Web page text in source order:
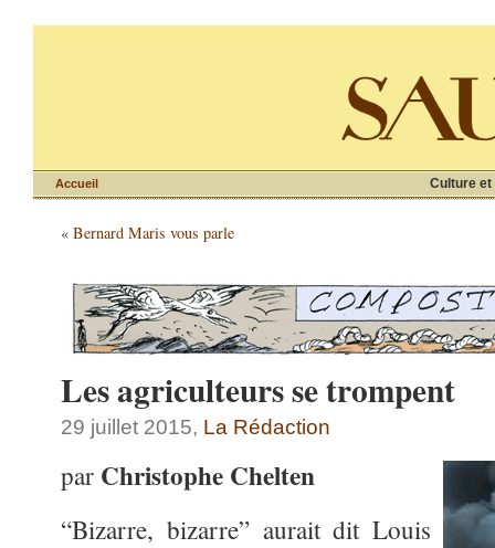
Culture et
Accueil
« Bernard Maris vous parle
Les agriculteurs se trompent
29 juillet 2015, La Rédaction
par Christophe Chelten
“Bizarre, bizarre” aurait dit Louis